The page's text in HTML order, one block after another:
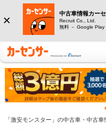
中古車情報カー
Recruit Co., Ltd.
無料 － Google Play
「激安モンスター」の中古車・中古車